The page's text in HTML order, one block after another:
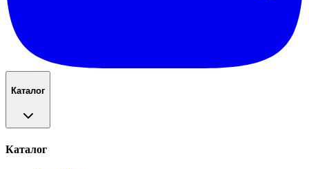
Каталог
Каталог